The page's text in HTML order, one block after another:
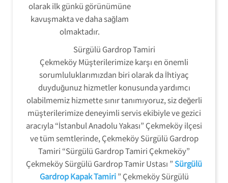
olarak ilk günkü görünümüne
kavuşmakta ve daha sağlam
olmaktadır.
Sürgülü Gardrop Tamiri
Çekmeköy Müşterilerimize karşı en önemli
sorumluluklarımızdan biri olarak da İhtiyaç
duyduğunuz hizmetler konusunda yardımcı
olabilmemiz hizmette sınır tanımıyoruz, siz değerli
müşterilerimize deneyimli servis ekibiyle ve gezici
aracıyla “İstanbul Anadolu Yakası” Çekmeköy ilçesi
ve tüm semtlerinde, Çekmeköy Sürgülü Gardrop
Tamiri “Sürgülü Gardrop Tamiri Çekmeköy”
Çekmeköy Sürgülü Gardrop Tamir Ustası ”Sürgülü
Gardrop Kapak Tamiri” Çekmeköy Sürgülü